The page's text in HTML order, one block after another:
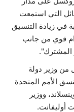
التي ‏استمعت
‏في زيادة التنسيق
قوي من جانب
المشترك".‏
من وزير ‏دولة
‏الأمم المتحدة
ووزير
أوليفانت.‏